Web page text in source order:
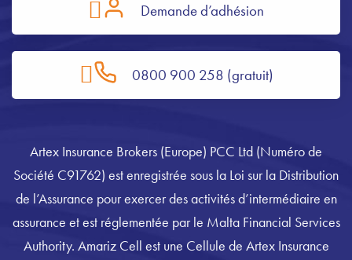
Demande d’adhésion
0800 900 258 (gratuit)
Artex Insurance Brokers (Europe) PCC Ltd (Numéro de
Société C91762) est enregistrée sous la Loi sur la Distribution
de l’Assurance pour exercer des activités d’intermédiaire en
assurance et est réglementée par le Malta Financial Services
Authority. Amariz Cell est une Cellule de Artex Insurance